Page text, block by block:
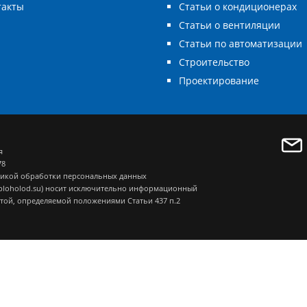
Статьи о кондиционерах
Статьи о вентиляции
Статьи по автоматизации
Строительство
Проектирование
обработки персональных данных
носит исключительно информационный
определяемой положениями Статьи 437 п.2